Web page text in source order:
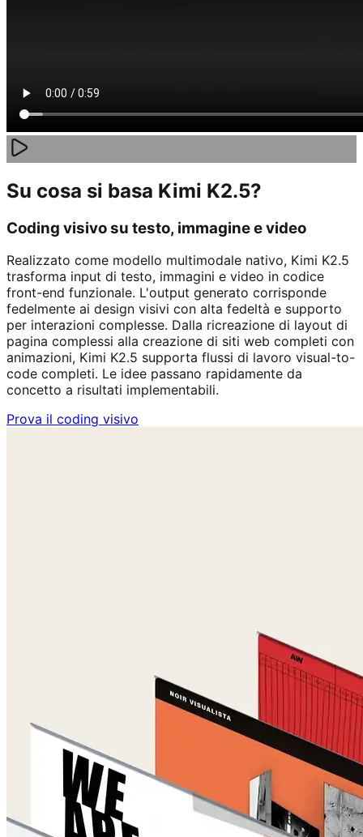
Su cosa si basa Kimi K2.5?
Coding visivo su testo, immagine e video
Realizzato come modello multimodale nativo, Kimi K2.5
trasforma input di testo, immagini e video in codice
front-end funzionale. L'output generato corrisponde
fedelmente ai design visivi con alta fedeltà e supporto
per interazioni complesse. Dalla ricreazione di layout di
pagina complessi alla creazione di siti web completi con
animazioni, Kimi K2.5 supporta flussi di lavoro visual-to-
code completi. Le idee passano rapidamente da
concetto a risultati implementabili.
Prova il coding visivo